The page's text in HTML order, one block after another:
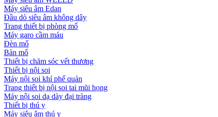
Máy siêu âm Edan
Đầu dò siêu âm không dây
Trang thiết bị phòng mổ
Máy garo cầm máu
Đèn mổ
Bàn mổ
Thiết bị chăm sóc vết thương
Thiết bị nội soi
Máy nội soi khí phế quản
Trang thiết bị nội soi tai mũi họng
Máy nội soi dạ dày đại tràng
Thiết bị thú y
Máy siêu âm thú y